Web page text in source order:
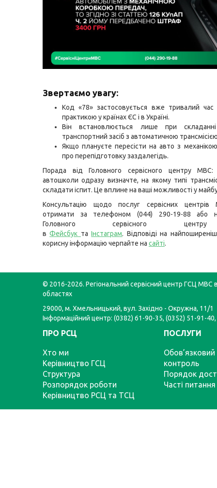
Звертаємо увагу:
Код «78» застосовується вже тривалий
практикою у країнах ЄС і в Україні.
Він встановлюється лише при
транспортний засіб з автоматичною
Якщо плануєте пересісти на авто з
про перепідготовку заздалегідь.
Порада від Головного сервісного центру
автошколи одразу визначте, на якому типі
складати іспит. Це вплине на ваші можливості у
Консультацію щодо послуг сервісних
отримати за телефоном (044) 290-19-88 або
Головного сервісного
вФейсбук таІнстаграм. Відповіді на
корисну інформацію черпайте на сайті.
© 2016-2026. Регіональний сервісний центр ГСЦ МВС
областях
29000, м. Хмельницький, вул. Західно - Окружна, 11/1
Інформаційний центр: (0382) 61-90-35, (0352) 51-91-
ПРО РСЦ
Хто ми
Керівництво ГСЦ
Структура
Розпорядок роботи
Керівництво РСЦ та ТСЦ
ПОСЛУГИ
Обов’язковий
контроль
Порядок
Часті питання